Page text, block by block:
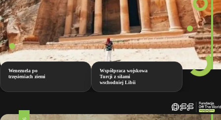
Wenezuela po
trzęsieniach ziemi
Współpraca wojskowa
Turcji z siłami
wschodniej Libii